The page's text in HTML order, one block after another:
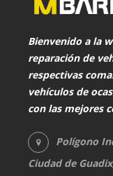
Bienvenido a la
reparación de
respectivas
vehículos de
con las mejores
Polígono
Ciudad de